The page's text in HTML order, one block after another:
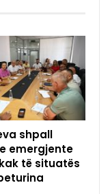
shpall
emergjente
të situatës